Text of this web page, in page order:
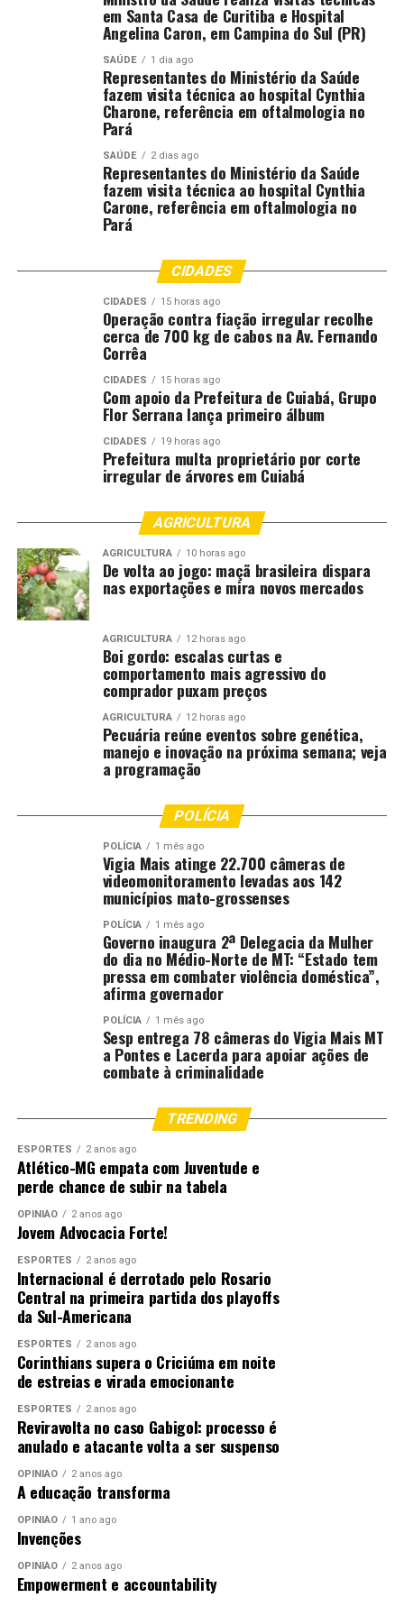
elaborado por um grupo de estudos do CNJ formado por
magistrados de todo o país e reúne conceitos
fundamentais para uma prestação jurisdicional mais
igualitária. “O protocolo apresenta conceitos
importantes, como gênero, sexo, orientação sexual e
interseccionalidade. Ele demonstra como estereótipos e
preconceitos podem influenciar, ainda que de forma
inconsciente, a atividade jurisdicional e orienta os
magistrados a evitarem que esses vieses interfiram no
interseccionalidade é um dos pilares do
documento. “Uma mesma pessoa pode
acumular diferentes marcadores de desigualdade, como
ser mulher, negra, indígena ou pessoa com deficiência. O
protocolo chama a atenção justamente para essas
múltiplas camadas de discriminação, para que elas sejam
consideradas durante a análise do caso concreto.”
Segundo ela, o objetivo não é favorecer qualquer das
partes, mas garantir que a decisão judicial seja tomada
com base em uma compreensão mais completa da
atentos para não reproduzirmos preconceitos ou vieses
discriminatórios presentes na sociedade. O protocolo
oferece esse suporte técnico para uma atuação mais
consciente e equânime.”
Capacitação fortalece política de equidade
Além da nova funcionalidade no PJe, o Tribunal de
Justiça de Mato Grosso também investe na formação
contínua de magistradas, magistrados e servidores para
ampliar a aplicação do Protocolo para Julgamento com
Perspectiva de Gênero.
A juíza Alethea Assunção Santos é uma das responsáveis
pela capacitação promovida pela Escola Superior da
Magistratura de Mato Grosso (Esmagis-MT). A primeira
turma, formada na modalidade de ensino a distância
(EAD), reúne 40 participantes entre magistrados(as) e
servidores. Uma segunda edição está prevista para o
segundo semestre.
Autor: Roberta Penha
Fotografo: Rodrigo Moura
Departamento: Coordenadoria de Comunicação do
Tribunal de Justiça de MT – MT
Comentários
FERRAMENTA
FUNDAMENTADAS
MATO
MATO-GROSSO MATOGROSSO MT
PJE
PROTOCOLO
Corregedoria publica provimento que institui Semana da
Documentação Básica da Pessoa Idosa no Estado
Programa Mais Júri realiza duas sessões do Tribunal do
Júri em Cuiabá em julho
em Santa Casa de Curitiba e Hospital
Angelina Caron, em Campina do Sul (PR)
SAÚDE 1 dia ago
Representantes do Ministério da Saúde
fazem visita técnica ao hospital Cynthia
Charone, referência em oftalmologia no
Pará
SAÚDE 2 dias ago
Representantes do Ministério da Saúde
fazem visita técnica ao hospital Cynthia
Carone, referência em oftalmologia no
Pará
CIDADES
CIDADES 15 horas ago
Operação contra fiação irregular recolhe
cerca de 700 kg de cabos na Av. Fernando
Corrêa
CIDADES 15 horas ago
Com apoio da Prefeitura de Cuiabá, Grupo
Flor Serrana lança primeiro álbum
CIDADES 19 horas ago
Prefeitura multa proprietário por corte
irregular de árvores em Cuiabá
AGRICULTURA
AGRICULTURA 10 horas ago
De volta ao jogo: maçã brasileira dispara
nas exportações e mira novos mercados
AGRICULTURA 12 horas ago
Boi gordo: escalas curtas e
comportamento mais agressivo do
comprador puxam preços
AGRICULTURA 12 horas ago
Pecuária reúne eventos sobre genética,
manejo e inovação na próxima semana; veja
a programação
POLÍCIA
POLÍCIA 1 mês ago
Vigia Mais atinge 22.700 câmeras de
videomonitoramento levadas aos 142
municípios mato-grossenses
POLÍCIA 1 mês ago
Governo inaugura 2ª Delegacia da Mulher
do dia no Médio-Norte de MT: “Estado tem
pressa em combater violência doméstica”,
afirma governador
POLÍCIA 1 mês ago
Sesp entrega 78 câmeras do Vigia Mais MT
a Pontes e Lacerda para apoiar ações de
combate à criminalidade
TRENDING
ESPORTES 2 anos ago
Atlético-MG empata com Juventude e
perde chance de subir na tabela
OPINIÃO 2 anos ago
Jovem Advocacia Forte!
ESPORTES 2 anos ago
Internacional é derrotado pelo Rosario
Central na primeira partida dos playoffs
da Sul-Americana
ESPORTES 2 anos ago
Corinthians supera o Criciúma em noite
de estreias e virada emocionante
ESPORTES 2 anos ago
Reviravolta no caso Gabigol: processo é
anulado e atacante volta a ser suspenso
OPINIÃO 2 anos ago
A educação transforma
OPINIÃO 1 ano ago
Invenções
OPINIÃO 2 anos ago
Empowerment e accountability